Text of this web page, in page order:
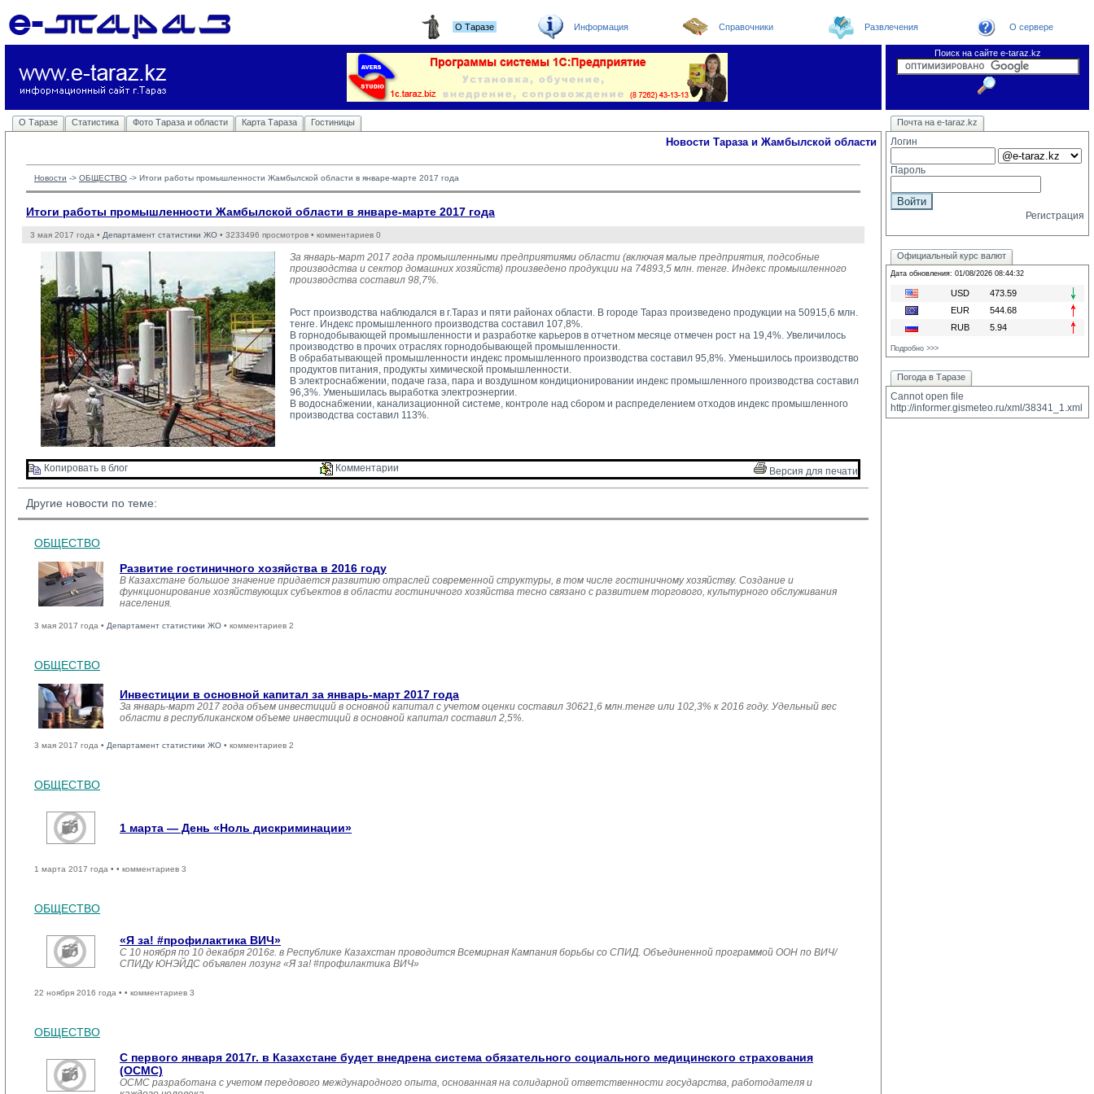
О Таразе Информация Справочники Развлечения О сервере
Поиск на сайте e-taraz.kz
О Таразе Статистика Фото Тараза и области Карта Тараза Гостиницы Новости Погода в Таразе
Телефоный справочник
Видеоконференция
Новости e-taraz
Новости Тараза и Жамбылской области
Новости -> ОБЩЕСТВО -> Итоги работы промышленности Жамбылской области в январе-марте 2017 года
Итоги работы промышленности Жамбылской области в январе-марте 2017 года
3 мая 2017 года • Департамент статистики ЖО • 3233496 просмотров • комментариев 0
За январь-март 2017 года промышленными предприятиями области (включая малые предприятия, подсобные
производства и сектор домашних хозяйств) произведено продукции на 74893,5 млн. тенге. Индекс промышленного
производства составил 98,7%.
Рост производства наблюдался в г.Тараз и пяти районах области. В городе Тараз произведено продукции на 50915,6 млн.
тенге. Индекс промышленного производства составил 107,8%.
В горнодобывающей промышленности и разработке карьеров в отчетном месяце отмечен рост на 19,4%. Увеличилось
производство в прочих отраслях горнодобывающей промышленности.
В обрабатывающей промышленности индекс промышленного производства составил 95,8%. Уменьшилось производство
продуктов питания, продукты химической промышленности.
В электроснабжении, подаче газа, пара и воздушном кондиционировании индекс промышленного производства составил
96,3%. Уменьшилась выработка электроэнергии.
В водоснабжении, канализационной системе, контроле над сбором и распределением отходов индекс промышленного
производства составил 113%.
Копировать в блог Комментарии Версия для печати
Другие новости по теме:
ОБЩЕСТВО
Развитие гостиничного хозяйства в 2016 году
В Казахстане большое значение придается развитию отраслей современной структуры, в том числе гостиничному хозяйству. Создание и
функционирование хозяйствующих субъектов в области гостиничного хозяйства тесно связано с развитием торгового, культурного обслуживания
населения.
3 мая 2017 года • Департамент статистики ЖО • комментариев 2
ОБЩЕСТВО
Инвестиции в основной капитал за январь-март 2017 года
За январь-март 2017 года объем инвестиций в основной капитал с учетом оценки составил 30621,6 млн.тенге или 102,3% к 2016 году. Удельный вес
области в республиканском объеме инвестиций в основной капитал составил 2,5%.
3 мая 2017 года • Департамент статистики ЖО • комментариев 2
ОБЩЕСТВО
1 марта — День «Ноль дискриминации»
1 марта 2017 года • • комментариев 3
ОБЩЕСТВО
«Я за! #профилактика ВИЧ»
С 10 ноября по 10 декабря 2016г. в Республике Казахстан проводится Всемирная Кампания борьбы со СПИД. Объединенной программой ООН по ВИЧ/
СПИДу ЮНЭЙДС объявлен лозунг «Я за! #профилактика ВИЧ»
22 ноября 2016 года • • комментариев 3
ОБЩЕСТВО
С первого января 2017г. в Казахстане будет внедрена система обязательного социального медицинского страхования
(ОСМС)
ОСМС разработана с учетом передового международного опыта, основанная на солидарной ответственности государства, работодателя и
Почта на e-taraz.kz
Логин
Пароль
Регистрация
Официальный курс валют
Дата обновления: 01/08/2026 08:44:32
USD
473.59
EUR
544.68
RUB
5.94
Подробно >>>
Погода в Таразе
Cannot open file
http://informer.gismeteo.ru/xml/38341_1.xml